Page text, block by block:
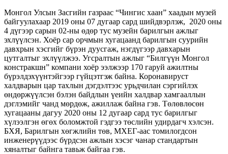
Монгол Улсын Засгийн газраас “Чингис хаан” хаадын музей
байгуулахаар 2019 оны 07 дугаар сард шийдвэрлэж, 2020 оны
4 дүгээр сарын 02-ны өдөр тус музейн барилгын ажлыг
эхлүүлсэн. Хоёр сар орчмын хугацаанд барилгын суурийн
давхрын хэсгийг бүрэн дуусгаж, нэгдүгээр давхарын
цутгалтыг эхлүүлжээ. Угсралтын ажлыг “Билгүүн Монгол
констракшн” компани хоёр ээлжээр 170 гаруй ажилтны
бүрэлдэхүүнтэйгээр гүйцэтгэж байна. Коронавируст
халдварын цар тахлын дэгдэлтээс урьдчилан сэргийлэх
өндөржүүлсэн бэлэн байдлын үеийн халдвар хамгааллын
дэглэмийг чанд мөрдөж, ажиллаж байна гэв. Төлөвлөсөн
хугацааны дагуу 2020 оны 12 дугаар сард тус барилгыг
хүлээлгэн өгөх боломжтой гэдгээ төслийн удирдагч хэлсэн.
БХЯ, Барилгын хөгжлийн төв, МХЕГ-аас томилогдсон
инженерүүдээс бүрдсэн ажлын хэсэг чанар стандартын
хяналтыг байнга тавьж байгаа гэв.